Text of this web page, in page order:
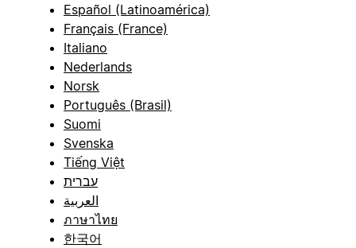
Español (Latinoamérica)
Français (France)
Italiano
Nederlands
Norsk
Português (Brasil)
Suomi
Svenska
Tiếng Việt
עברית
العربية
ภาษาไทย
한국어